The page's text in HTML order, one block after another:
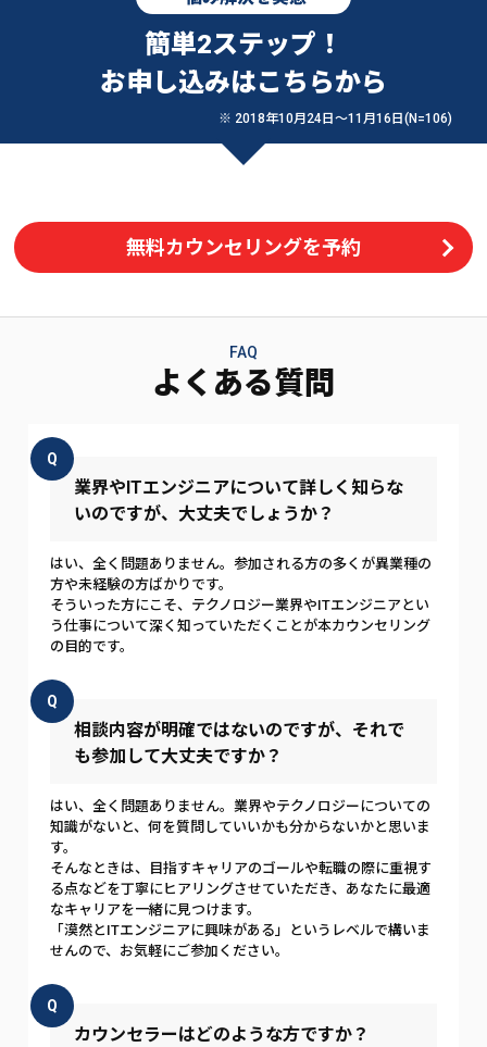
簡単2ステップ！
お申し込みはこちらから
※ 2018年10月24日〜11月16日(N=106)
無料カウンセリングを予約
FAQ
よくある質問
Q
業界やITエンジニアについて詳しく知らな
いのですが、大丈夫でしょうか？
はい、全く問題ありません。参加される方の多くが異業種の
方や未経験の方ばかりです。
そういった方にこそ、テクノロジー業界やITエンジニアとい
う仕事について深く知っていただくことが本カウンセリング
の目的です。
Q
相談内容が明確ではないのですが、それで
も参加して大丈夫ですか？
はい、全く問題ありません。業界やテクノロジーについての
知識がないと、何を質問していいかも分からないかと思いま
す。
そんなときは、目指すキャリアのゴールや転職の際に重視す
る点などを丁寧にヒアリングさせていただき、あなたに最適
なキャリアを一緒に見つけます。
「漠然とITエンジニアに興味がある」というレベルで構いま
せんので、お気軽にご参加ください。
Q
カウンセラーはどのような方ですか？